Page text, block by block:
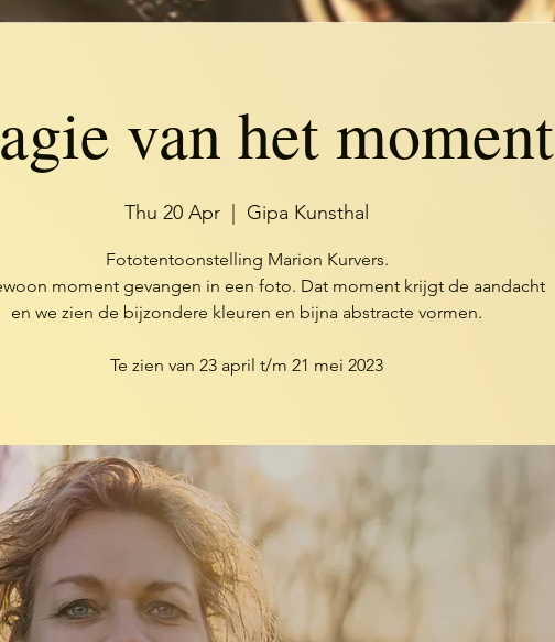
van het moment
Thu 20 Apr Gipa Kunsthal
Fototentoonstelling Marion Kurvers.
moment gevangen in een foto. Dat moment krijgt de aandacht
en we zien de bijzondere kleuren en bijna abstracte vormen.
Te zien van 23 april t/m 21 mei 2023